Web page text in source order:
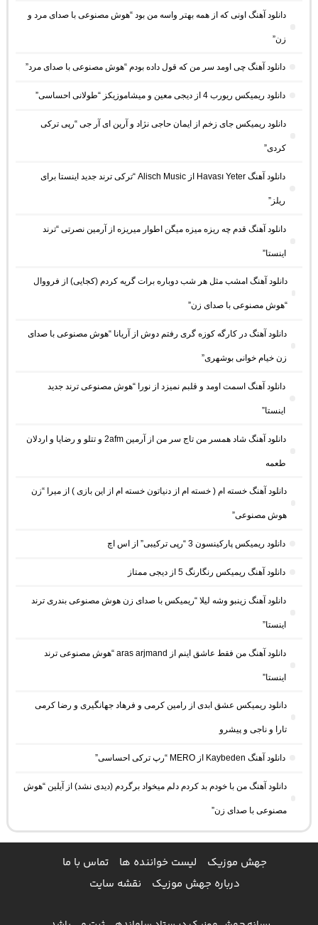
دانلود آهنگ اونی که از همه بهتر واسه من بود “هوش مصنوعی با صدای مرد و
زن”
دانلود آهنگ چی اومد سر من که قول داده بودم “هوش مصنوعی با صدای مرد”
دانلود ریمیکس ریورب 4 از دیجی معین و میشاموزیکز “طولانی احساسی”
دانلود ریمیکس جای زخم از ایمان حاجی نژاد و آرین ای آر جی “رپی ترکی
کردی”
دانلود آهنگ Havası Yeter از Alisch Music “ترکی ترند جدید اینستا برای
ریلز”
دانلود آهنگ ﻗﺪم ﭼﻪ رﻳﺰه ﻣﻴﺰه ﻣﻴﮕﻦ اﻃﻮار ﻣﻴﺮﻳﺰه از آرمین نصرتی “ترند
اینستا”
دانلود آهنگ امشب مثل هر شب دوباره برات گریه کردم (کجایی) از فرووال
“هوش مصنوعی با صدای زن”
دانلود آهنگ در کارگه کوزه گری رفتم دوش از آریانا “هوش مصنوعی با صدای
زن خیام خوانی بوشهری”
دانلود آهنگ اسمت اومد و قلبم نمیزد از نورا “هوش مصنوعی ترند جدید
اینستا”
دانلود آهنگ شاد همسر من تاج سر من از آرمین 2afm و تتلو و رضایا و اردلان
طعمه
دانلود آهنگ خسته ام ( خسته ام از دنیاتون خسته ام از این بازی ) از میرا “زن
هوش مصنوعی”
دانلود ریمیکس پارکینسون 3 “رپی ترکیبی” از اس اچ
دانلود آهنگ ریمیکس رنگارنگ 5 از دیجی ممتاز
دانلود آهنگ زینبو وشه لیلا “ریمیکس با صدای زن هوش مصنوعی بندری ترند
اینستا”
دانلود آهنگ من فقط عاشق اینم از aras arjmand “هوش مصنوعی ترند
اینستا”
دانلود ریمیکس عشق ابدی از رامین کرمی و فرهاد جهانگیری و رضا کرمی
تارا و ناجی و پیشرو
دانلود آهنگ Kaybeden از MERO “رپ ترکی احساسی”
دانلود آهنگ من با خودم بد کردم دلم میخواد برگردم (دیدی نشد) از آیلین “هوش
مصنوعی با صدای زن”
جهش موزیک لیست خواننده ها
تماس با ما
درباره جهش موزیک
نقشه سایت